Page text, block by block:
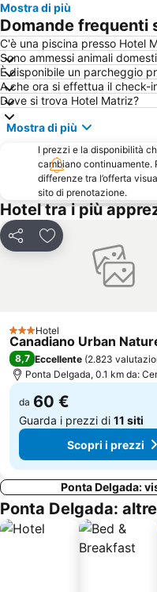
Mostra di più
Domande frequenti
C'è una piscina presso Hotel
Sono ammessi animali
È disponibile un parcheggio
A che ora si effettua il check-
Dove si trova Hotel Matriz?
Mostra di più
I prezzi e la disponibilità
cambiano continuamente.
differenze tra l’offerta
sito di prenotazione.
Hotel tra i più
CondividiAggiungi ai preferiti
3 StelleHotel
Canadiano Urban
8,7 Eccellente (2.823
Ponta Delgada, 0.1 km da:
da 60 €
Guarda i prezzi di 11 siti
Scopri i prezzi
Ponta Delgada:
Ponta Delgada: